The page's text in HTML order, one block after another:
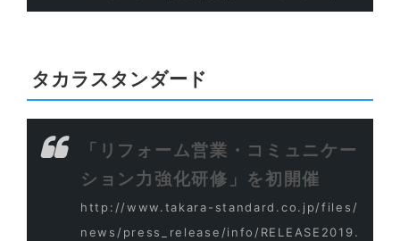
タカラスタンダード
「リフォーム営業・コミュニケー
ション力強化研修」を初開催
http://www.takara-standard.co.jp/files/
news/press_release/info/RELEASE2019.